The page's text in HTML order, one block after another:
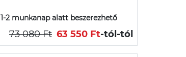
1-2 munkanap alatt beszerezhető
73 080 Ft 63 550 Ft-tól-tól